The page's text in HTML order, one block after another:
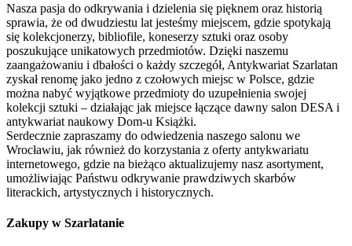
Nasza pasja do odkrywania i dzielenia się pięknem oraz historią
sprawia, że od dwudziestu lat jesteśmy miejscem, gdzie spotykają
się kolekcjonerzy, bibliofile, koneserzy sztuki oraz osoby
poszukujące unikatowych przedmiotów. Dzięki naszemu
zaangażowaniu i dbałości o każdy szczegół, Antykwariat Szarlatan
zyskał renomę jako jedno z czołowych miejsc w Polsce, gdzie
można nabyć wyjątkowe przedmioty do uzupełnienia swojej
kolekcji sztuki – działając jak miejsce łączące dawny salon DESA i
antykwariat naukowy Dom-u Książki.
Serdecznie zapraszamy do odwiedzenia naszego salonu we
Wrocławiu, jak również do korzystania z oferty antykwariatu
internetowego, gdzie na bieżąco aktualizujemy nasz asortyment,
umożliwiając Państwu odkrywanie prawdziwych skarbów
literackich, artystycznych i historycznych.
Zakupy w Szarlatanie